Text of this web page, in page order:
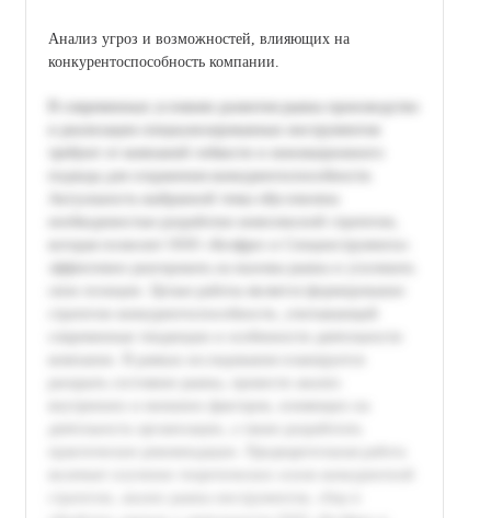
Анализ угроз и возможностей, влияющих на
конкурентоспособность компании.